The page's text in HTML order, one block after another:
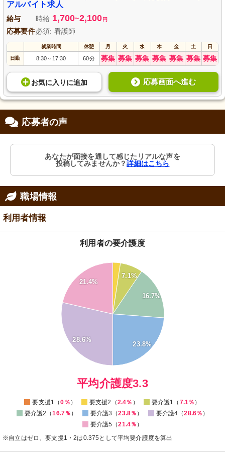
アルバイト求人
給与 時給 1,700~2,100 円
応募要件必須: 看護師
就業時間 休憩 月 火 水 木 金 土 日
日勤 8:30～ 17:30 60分 募集 募集 募集 募集 募集 募集 募集
お気に入り に追加 応募画面へ進む
応募者の声
あなたが面接を通して感じたリアルな声を
投稿してみませんか？詳細はこちら
職場情報
利用者情報
利用者の要介護度
7.1%
16.7%
23.8%
28.6%
21.4%
0
平均介護度3.3
要支援1（0％ ） 要支援2（2.4％ ） 要介護1（ 7.1％ ）
要介護2（16.7％ ） 要介護3（23.8％ ） 要介護4（28.6％ ）
要介護5（21.4％ ）
※自立はゼロ、要支援1・2は0.375として平均要介護度を算出